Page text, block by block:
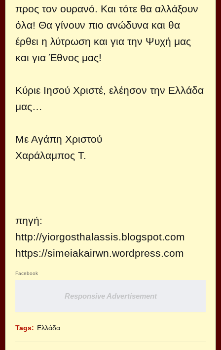
προς τον ουρανό. Και τότε θα αλλάξουν
όλα! Θα γίνουν πιο ανώδυνα και θα
έρθει η λύτρωση και για την Ψυχή μας
και για Έθνος μας!
Κύριε Ιησού Χριστέ, ελέησον την Ελλάδα
μας…
Με Αγάπη Χριστού
Χαράλαμπος Τ.
πηγή:
http://yiorgosthalassis.blogspot.com
https://simeiakairwn.wordpress.com
Facebook
Responsive Advertisement
Tags: Ελλάδα